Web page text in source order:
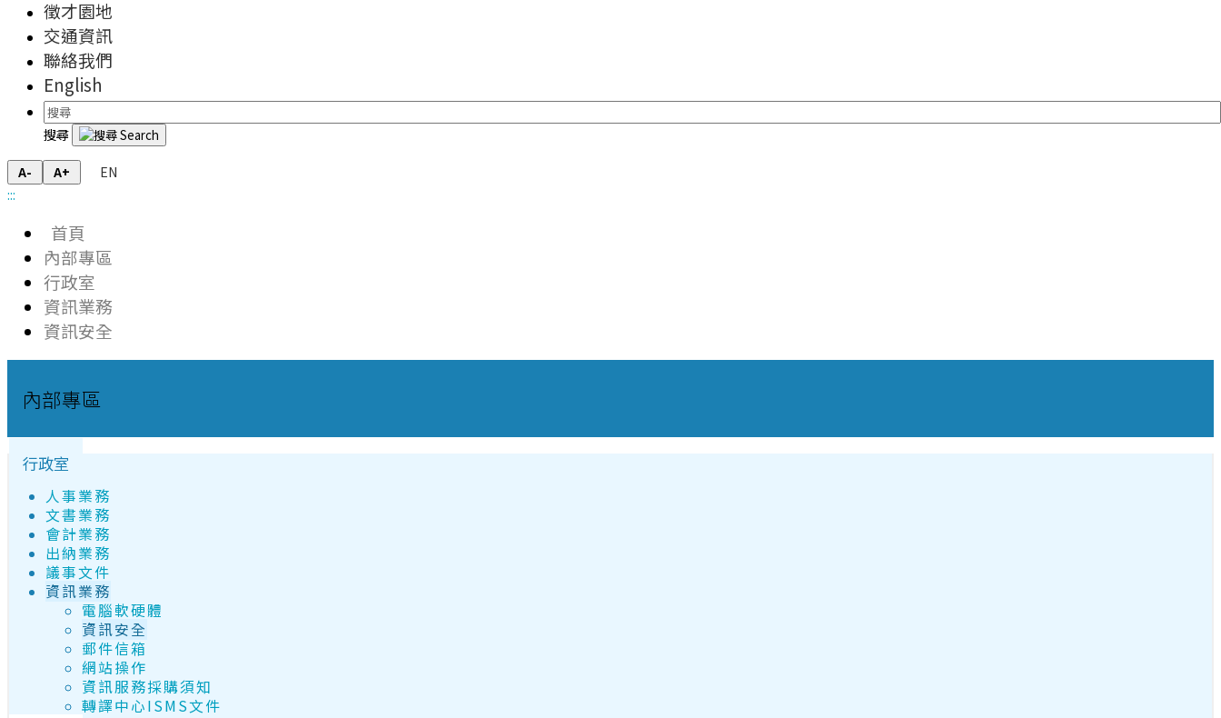
徵才園地
交通資訊
聯絡我們
English
搜尋
A- A+
EN
:::
首頁
內部專區
行政室
資訊業務
資訊安全
內部專區
行政室
人事業務
文書業務
會計業務
出納業務
議事文件
資訊業務
電腦軟硬體
資訊安全
郵件信箱
網站操作
資訊服務採購須知
轉譯中心ISMS文件